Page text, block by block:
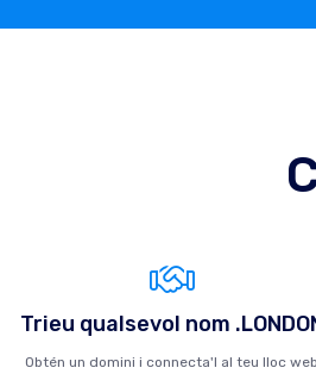
Trieu qualsevol nom
Obtén un domini i connecta'l al teu lloc web